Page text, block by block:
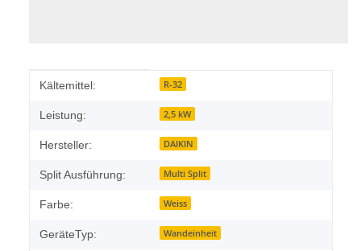
Produkteigenschaft
Wert
Kältemittel: R-32
Leistung: 2,5 kW
Hersteller: DAIKIN
Split Ausführung: Multi Split
Farbe: Weiss
GeräteTyp: Wandeinheit